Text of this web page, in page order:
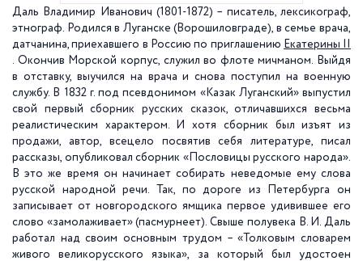
Даль Владимир Иванович (1801-1872) – писатель, лексикограф,
этнограф. Родился в Луганске (Ворошиловграде), в семье врача,
датчанина, приехавшего в Россию по приглашению Екатерины II
. Окончив Морской корпус, служил во флоте мичманом. Выйдя
в отставку, выучился на врача и снова поступил на военную
службу. В 1832 г. под псевдонимом «Казак Луганский» выпустил
свой первый сборник русских сказок, отличавшихся весьма
реалистическим характером. И хотя сборник был изъят из
продажи, автор, всецело посвятив себя литературе, писал
рассказы, опубликовал сборник «Пословицы русского народа».
В это же время он начинает собирать неведомые ему слова
русской народной речи. Так, по дороге из Петербурга он
записывает от новгородского ямщика первое удивившее его
слово «замолаживает» (пасмурнеет). Свыше полувека В. И. Даль
работал над своим основным трудом – «Толковым словарем
живого великорусского языка», за который был удостоен